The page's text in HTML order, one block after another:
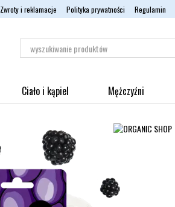
Zwroty i reklamacje Polityka prywatności Regulamin
Ciało i kąpiel Mężczyźni